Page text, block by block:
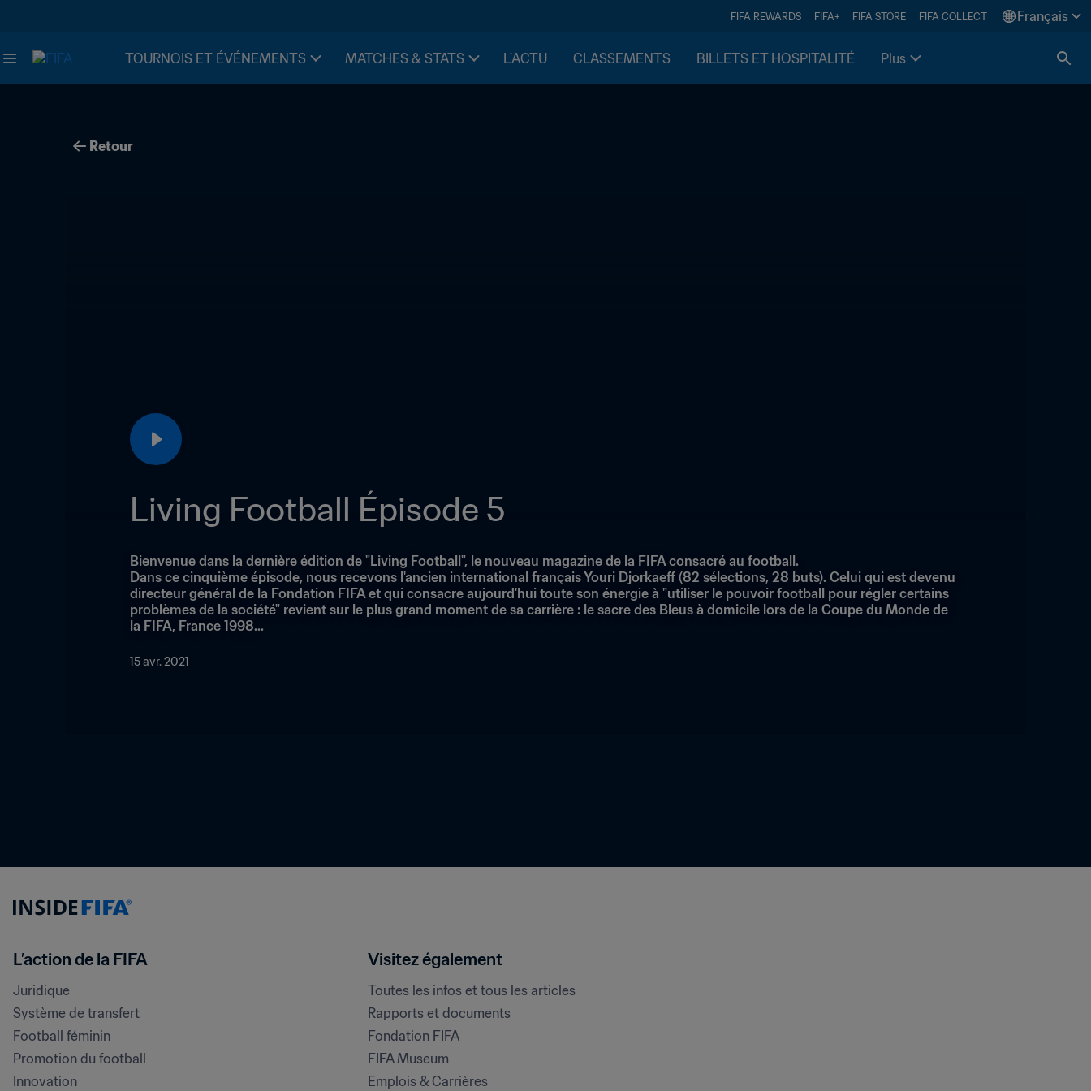
FIFA REWARDS FIFA+ FIFA STORE FIFA COLLECT Français
TOURNOIS ET ÉVÉNEMENTS MATCHES & STATS L'ACTU CLASSEMENTS BILLETS ET HOSPITALITÉ Plus
Retour
Living Football Épisode 5
Bienvenue dans la dernière édition de "Living Football", le nouveau magazine de la FIFA consacré au football.
Dans ce cinquième épisode, nous recevons l'ancien international français Youri Djorkaeff (82 sélections, 28 buts). Celui qui est devenu
directeur général de la Fondation FIFA et qui consacre aujourd'hui toute son énergie à "utiliser le pouvoir football pour régler certains
problèmes de la société" revient sur le plus grand moment de sa carrière : le sacre des Bleus à domicile lors de la Coupe du Monde de
la FIFA, France 1998...
15 avr. 2021
L’action de la FIFA
Juridique
Système de transfert
Football féminin
Promotion du football
Innovation
Visitez également
Toutes les infos et tous les articles
Rapports et documents
Fondation FIFA
FIFA Museum
Emplois & Carrières